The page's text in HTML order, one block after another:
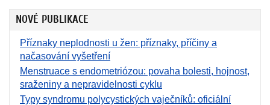
NOVÉ PUBLIKACE
Příznaky neplodnosti u žen: příznaky, příčiny a
načasování vyšetření
Menstruace s endometriózou: povaha bolesti, hojnost,
sraženiny a nepravidelnosti cyklu
Typy syndromu polycystických vaječníků: oficiální